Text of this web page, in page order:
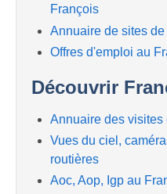
François
Annuaire de sites
Offres d'emploi au
Découvrir
Annuaire des visites
Vues du ciel,
routières
Aoc, Aop, Igp au